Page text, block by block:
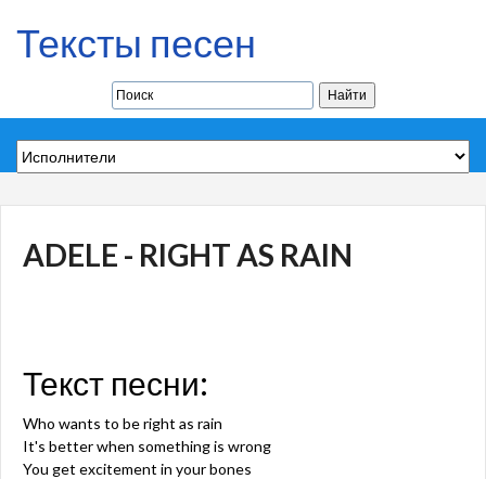
Тексты песен
ADELE - RIGHT AS RAIN
Текст песни:
Who wants to be right as rain
It's better when something is wrong
You get excitement in your bones